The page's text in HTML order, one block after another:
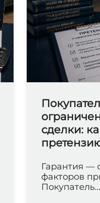
сделки:
Гарантия —
факторов
Покупатель...